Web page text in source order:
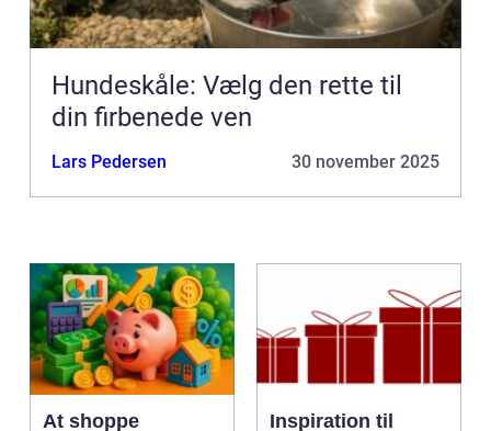
Hundeskåle: Vælg den rette til
din firbenede ven
Lars Pedersen 30 november 2025
At shoppe
Inspiration til